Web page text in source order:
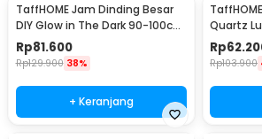
TaffHOME Jam Dinding Besar
DIY Glow in The Dark 90-100cm
- JM-03
Rp81.600
Rp129.900 38%
+ Keranjang
Quartz
Dark
Rp
Rp103.900